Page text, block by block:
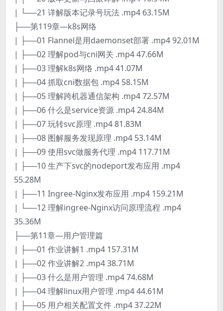
| └──21 详解版本记录号玩法 .mp4 63.15M
├──第119章—k8s网络
| ├──01 Flannel是用daemonset部署 .mp4 92.01M
| ├──02 理解pod与cni网关 .mp4 47.66M
| ├──03 理解k8s网络 .mp4 41.07M
| ├──04 抓取cni数据包 .mp4 58.15M
| ├──05 理解跨机器通信架构 .mp4 72.57M
| ├──06 什么是service资源 .mp4 24.84M
| ├──07 玩转svc原理 .mp4 81.83M
| ├──08 图解服务发现原理 .mp4 53.14M
| ├──09 使用svc做服务代理 .mp4 117.71M
| ├──10 生产下svc的nodeport发布应用 .mp4
55.28M
| ├──11 Ingree-Nginx发布应用 .mp4 159.21M
| └──12 理解ingree-Nginx访问原理流程 .mp4
35.36M
├──第11章—用户管理篇
| ├──01 作业讲解1 .mp4 157.31M
| ├──02 作业讲解2 .mp4 38.71M
| ├──03 什么是用户管理 .mp4 74.68M
| ├──04 理解linux用户管理 .mp4 44.61M
| ├──05 用户相关配置文件 .mp4 37.22M